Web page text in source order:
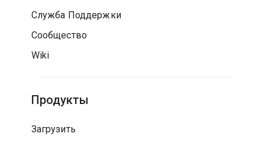
Служба Поддержки
Сообщество
Wiki
Продукты
Загрузить